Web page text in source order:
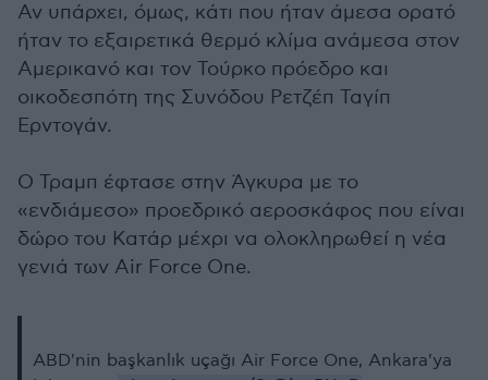
Αν υπάρχει, όμως, κάτι που ήταν άμεσα ορατό
ήταν το εξαιρετικά θερμό κλίμα ανάμεσα στον
Αμερικανό και τον Τούρκο πρόεδρο και
οικοδεσπότη της Συνόδου Ρετζέπ Ταγίπ
Ερντογάν.
Ο Τραμπ έφτασε στην Άγκυρα με το
«ενδιάμεσο» προεδρικό αεροσκάφος που είναι
δώρο του Κατάρ μέχρι να ολοκληρωθεί η νέα
γενιά των Air Force One.
ABD'nin başkanlık uçağı Air Force One, Ankara'ya